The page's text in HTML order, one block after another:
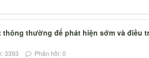
thường để phát hiện sớm và điều
3393 Phản hồi: 0